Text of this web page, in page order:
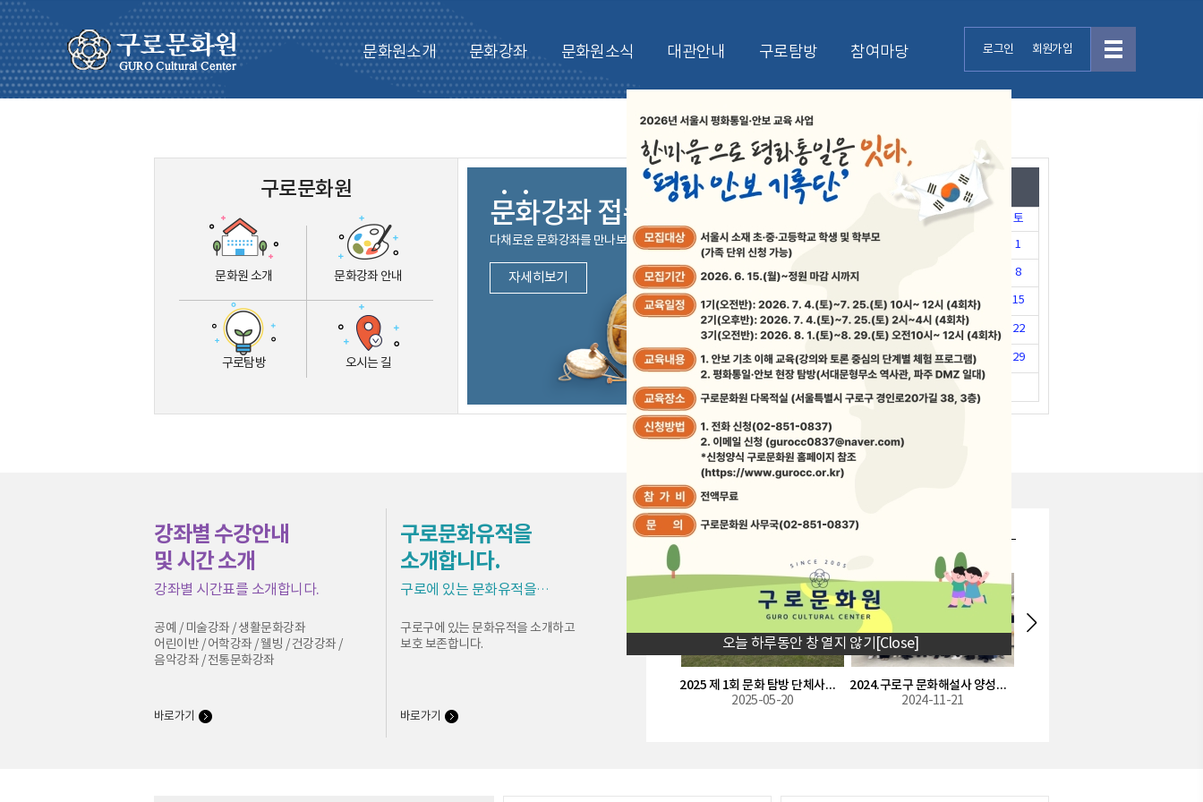
로그인 회원가입
문화원소개 문화강좌 문화원소식 대관안내 구로탐방 참여마당
관련기관
오늘 하루동안 창 열지 않기 [Close]
구로문화원
문화원 소개 문화강좌 안내
구로탐방 오시는 길
문화강좌 접수
다채로운 문화강좌를 만나보세요
자세히보기
2026.08
목
토
1
2 3 4 8
9 10 11 12 13 14 15
16 17 18 19 20 21 22
23 24 25 26 27 28 29
강좌별 수강안내
및 시간 소개
강좌별 시간표를 소개합니다.
공예 / 미술강좌 / 생활문화강좌
어린이반 / 어학강좌 / 웰빙 / 건강강좌 /
음악강좌 / 전통문화강좌
바로가기
구로문화유적을
소개합니다.
구로에 있는 문화유적을
구로구에 있는 문화유적을 소개하고
보호 보존합니다.
바로가기
구로문화원 갤러리
2025 제 1회 문화 탐방 단체사진 [북촌 한옥 마을 - 청와대 - KBS 가요무대]
2025-05-20
2024.구로구 문화해설사 양성과정 수료식
2024-11-21